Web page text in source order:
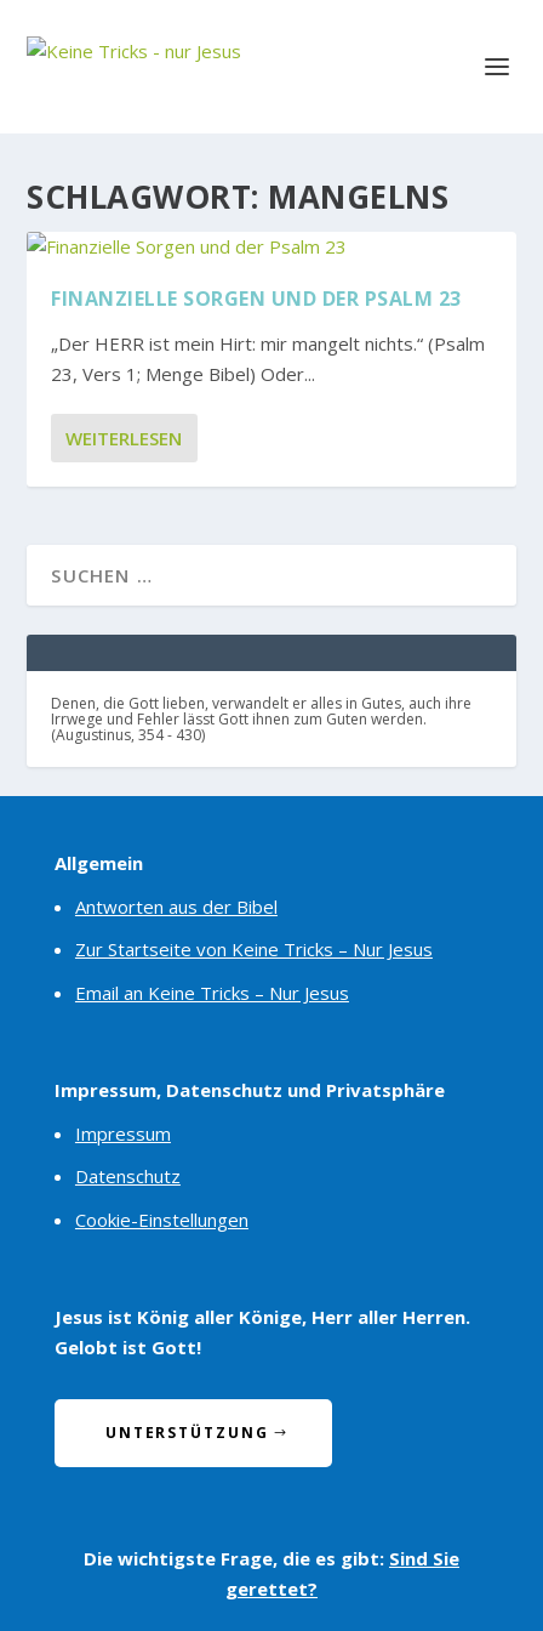
SCHLAGWORT: MANGELNS
FINANZIELLE SORGEN UND DER PSALM 23
„Der HERR ist mein Hirt: mir mangelt nichts.“ (Psalm
23, Vers 1; Menge Bibel) Oder...
WEITERLESEN
Denen, die Gott lieben, verwandelt er alles in Gutes, auch ihre
Irrwege und Fehler lässt Gott ihnen zum Guten werden.
(Augustinus, 354 - 430)
Allgemein
Antworten aus der Bibel
Zur Startseite von Keine Tricks – Nur Jesus
Email an Keine Tricks – Nur Jesus
Impressum, Datenschutz und Privatsphäre
Impressum
Datenschutz
Cookie-Einstellungen
Jesus ist König aller Könige, Herr aller Herren.
Gelobt ist Gott!
UNTERSTÜTZUNG
Die wichtigste Frage, die es gibt: Sind Sie
gerettet?